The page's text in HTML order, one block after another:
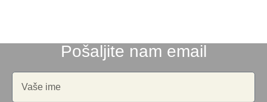
Pošaljite nam email